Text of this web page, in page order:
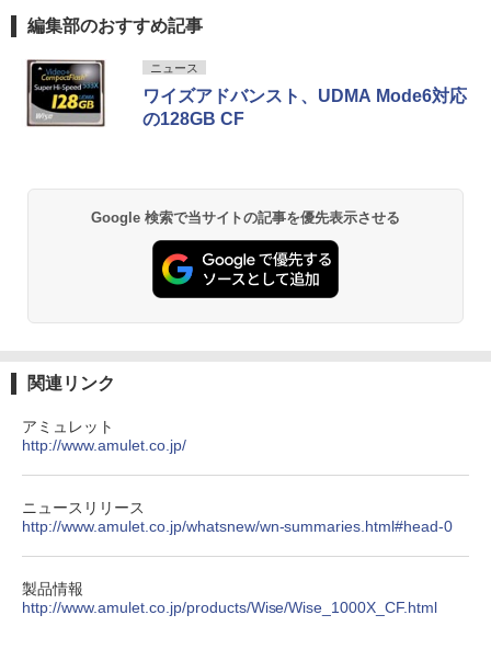
編集部のおすすめ記事
ニュース
ワイズアドバンスト、UDMA Mode6対応
の128GB CF
Google 検索で当サイトの記事を優先表示させる
関連リンク
アミュレット
http://www.amulet.co.jp/
ニュースリリース
http://www.amulet.co.jp/whatsnew/wn-summaries.html#head-0
製品情報
http://www.amulet.co.jp/products/Wise/Wise_1000X_CF.html